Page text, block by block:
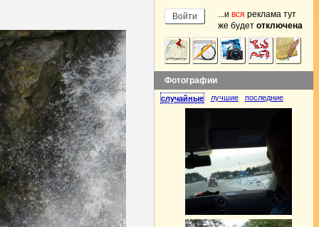
...и вся реклама тут
же будет отключена
Фотографии
случайные лучшие последние